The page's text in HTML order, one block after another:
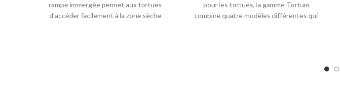
rampe immergée permet aux tortues
d’accéder facilement à la zone sèche
pour les tortues, la gamme Tortum
combine quatre modèles différentes qui